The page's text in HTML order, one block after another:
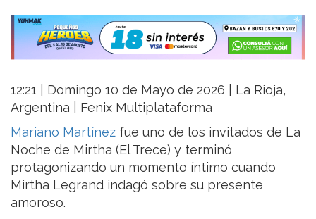
12:21 | Domingo 10 de Mayo de 2026 | La Rioja,
Argentina | Fenix Multiplataforma
Mariano Martínez fue uno de los invitados de La
Noche de Mirtha (El Trece) y terminó
protagonizando un momento íntimo cuando
Mirtha Legrand indagó sobre su presente
amoroso.